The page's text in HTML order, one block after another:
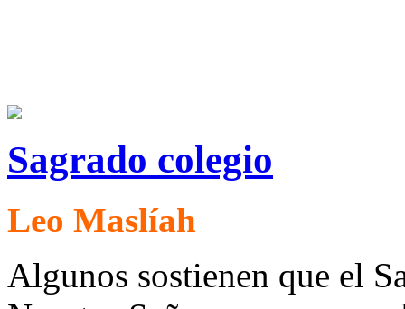
Sagrado colegio
Leo Maslíah
Algunos sostienen que el